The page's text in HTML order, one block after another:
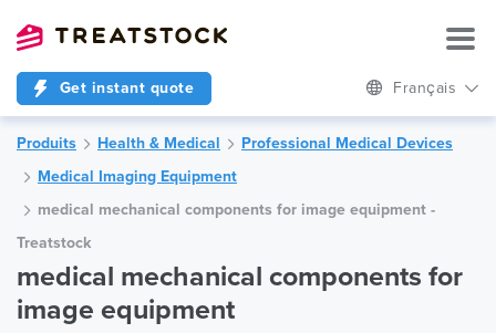
Get instant quote Français
Produits Health & Medical
Professional Medical Devices
Medical Imaging Equipment
medical mechanical components for image equipment -
Treatstock
medical mechanical components for
image equipment